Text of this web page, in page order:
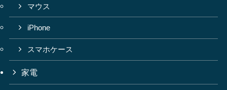
マウス
iPhone
スマホケース
家電